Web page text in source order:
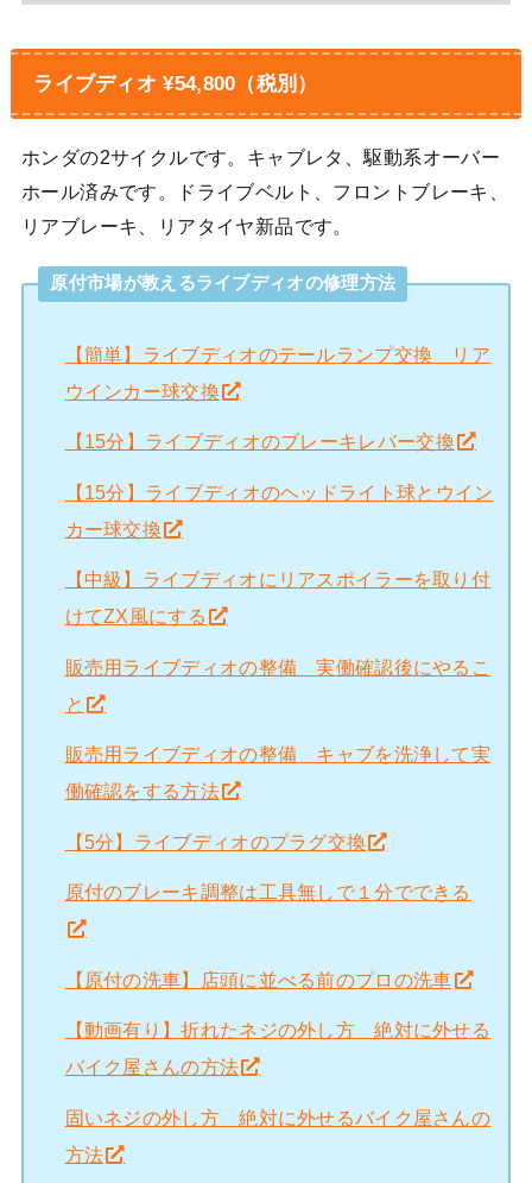
ライブディオ ¥54,800（税別）
ホンダの2サイクルです。キャブレタ、駆動系オーバー
ホール済みです。ドライブベルト、フロントブレーキ、
リアブレーキ、リアタイヤ新品です。
原付市場が教えるライブディオの修理方法
【簡単】ライブディオのテールランプ交換 リア
ウインカー球交換
【15分】ライブディオのブレーキレバー交換
【15分】ライブディオのヘッドライト球とウイン
カー球交換
【中級】ライブディオにリアスポイラーを取り付
けてZX風にする
販売用ライブディオの整備 実働確認後にやるこ
と
販売用ライブディオの整備 キャブを洗浄して実
働確認をする方法
【5分】ライブディオのプラグ交換
原付のブレーキ調整は工具無しで１分でできる
【原付の洗車】店頭に並べる前のプロの洗車
【動画有り】折れたネジの外し方 絶対に外せる
バイク屋さんの方法
固いネジの外し方 絶対に外せるバイク屋さんの
方法